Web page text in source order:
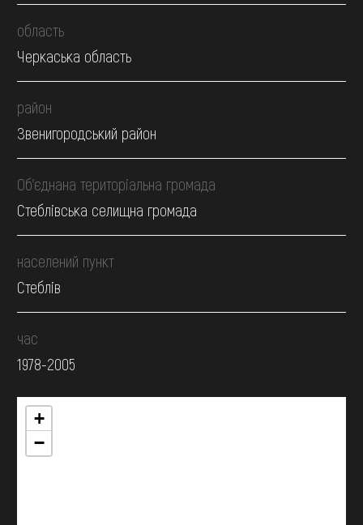
область
Черкаська область
район
Звенигородський район
Об’єднана територіальна громада
Стеблівська селищна громада
населений пункт
Стеблів
час
1978-2005
+
−